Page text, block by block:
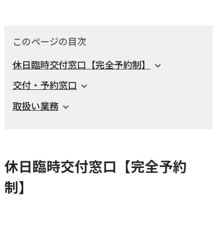
高齢者の方
引っ越し／移住・定住
よこハグ
手続きガイド
横瀬町（町長） へのご意見等
横瀬町役場
TEL 0494-25-0111（代表）
開庁時間：
（土曜、日曜、祝日、年末年始を覗く）
メニューを閉じる
このページの目次
休日臨時交付窓口【完全予約制】
交付・予約窓口
取扱い業務
休日臨時交付窓口【完全予約
制】